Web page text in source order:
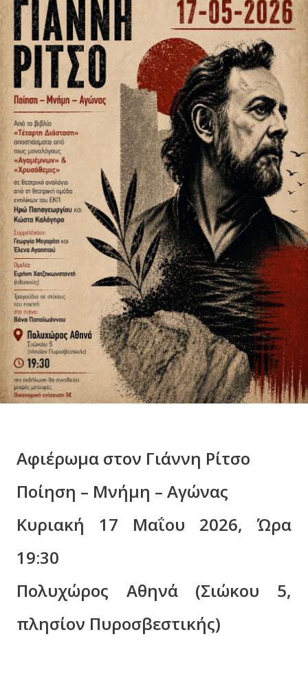
Αφιέρωμα στον Γιάννη Ρίτσο
Ποίηση – Μνήμη – Αγώνας
Κυριακή 17 Μαΐου 2026, Ώρα
19:30
Πολυχώρος Αθηνά (Σιώκου 5,
πλησίον Πυροσβεστικής)